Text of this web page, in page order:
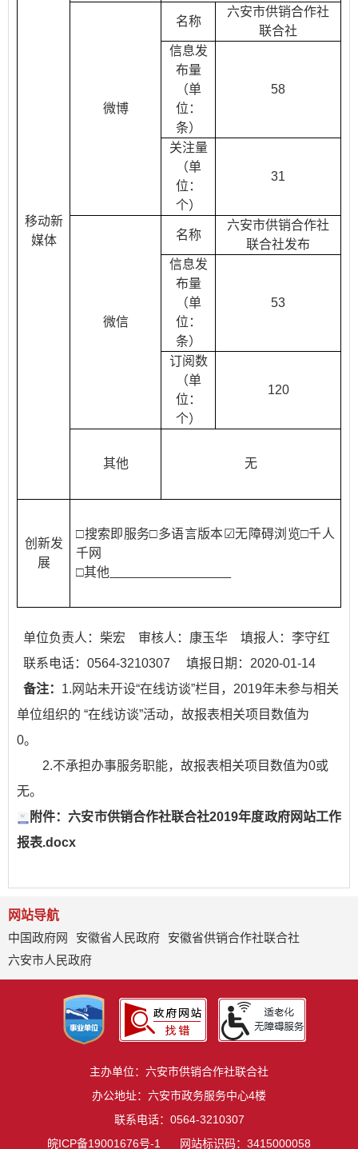
移动新
媒体
微博
名称
六安市供销合作社
联合社
信息发
布量
（单
位：
条）
58
关注量
（单
位：
个）
31
微信
名称
六安市供销合作社
联合社发布
信息发
布量
（单
位：
条）
53
订阅数
（单
位：
个）
120
其他 无
创新发
展
□搜索即服务□多语言版本☑无障碍浏览□千人
千网
□其他
单位负责人：柴宏 审核人：康玉华 填报人：李守红
联系电话：0564-3210307 填报日期：2020-01-14
备注： 1.网站未开设“在线访谈”栏目，2019年未参与相关
单位组织的 “在线访谈”活动，故报表相关项目数值为
0。
2.不承担办事服务职能，故报表相关项目数值为0或
无。
附件：六安市供销合作社联合社2019年度政府网站工作
报表.docx
网站导航
中国政府网
安徽省人民政府
安徽省供销合作社联合社
六安市人民政府
主办单位：六安市供销合作社联合社
办公地址：六安市政务服务中心4楼
联系电话：0564-3210307
皖ICP备19001676号-1
网站标识码：3415000058